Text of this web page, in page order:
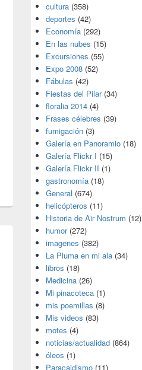
cultura (358)
deportes (42)
Economía (292)
En las nubes (15)
Excursiones (55)
Expo 2008 (52)
Fábulas (42)
Fiestas del Pilar(34)
floralia 2014 (4)
Frases célebres (39)
fumigación (3)
Galería en Panoramio (18)
Galería Flickr I (15)
Galería Flickr II (1)
gastronomía (18)
General (674)
helicópteros (11)
Historia de Air Nostrum (12)
humor(272)
imagenes (382)
La Pluma en mi ala (34)
libros (18)
Medicina (26)
Mi pinacoteca (1)
mis poemillas (8)
Mis videos (83)
motes (4)
noticias/actualidad (864)
óleos (1)
Paracaidismo (11)